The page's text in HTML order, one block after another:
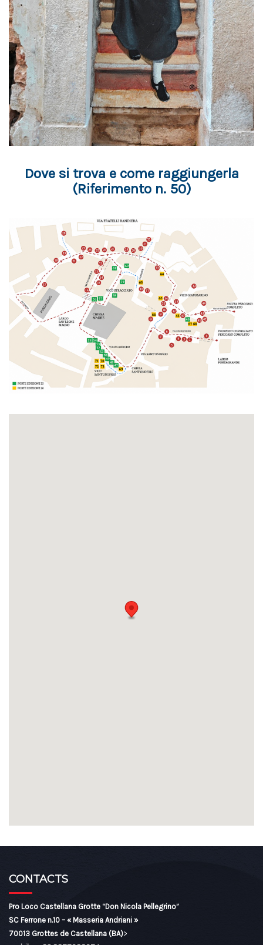
Dove si trova e come raggiungerla
(Riferimento n. 50)
CONTACTS
Pro Loco Castellana Grotte “Don Nicola Pellegrino”
SC Ferrone n.10 – « Masseria Andriani »
70013 Grottes de Castellana (BA)>